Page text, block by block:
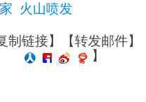
火山喷发
制链接】【转发邮件】
】